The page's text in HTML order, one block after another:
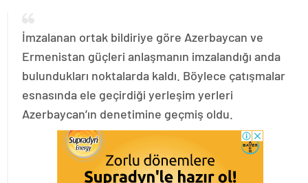
İmzalanan ortak bildiriye göre Azerbaycan ve
Ermenistan güçleri anlaşmanın imzalandığı anda
bulundukları noktalarda kaldı. Böylece çatışmalar
esnasında ele geçirdiği yerleşim yerleri
Azerbaycan’ın denetimine geçmiş oldu.